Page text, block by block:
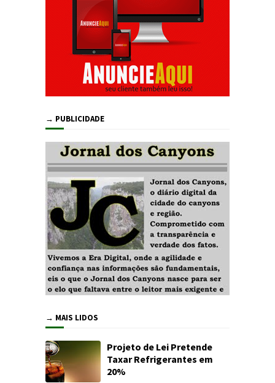
→ PUBLICIDADE
→ MAIS LIDOS
Projeto de Lei Pretende
Taxar Refrigerantes em
20%